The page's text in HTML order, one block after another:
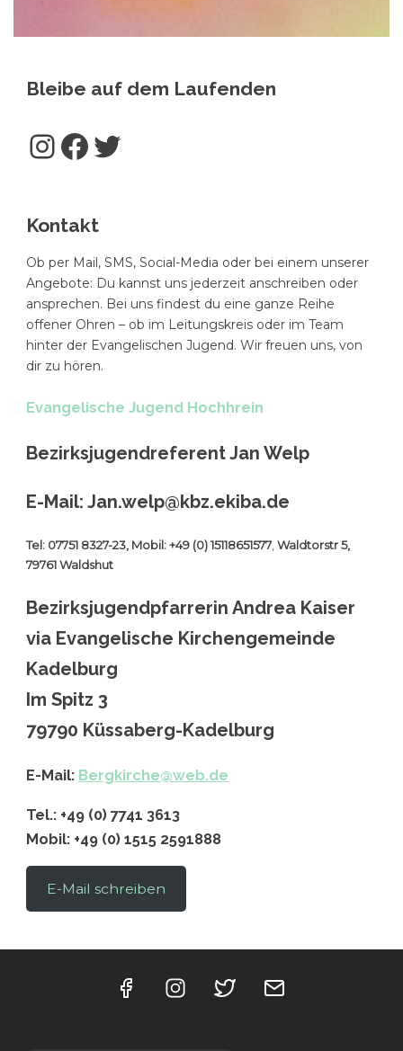
Bleibe auf dem Laufenden
InstagramFacebook Twitter
Kontakt
Ob per Mail, SMS, Social-Media oder bei einem unserer
Angebote: Du kannst uns jederzeit anschreiben oder
ansprechen. Bei uns findest du eine ganze Reihe
offener Ohren – ob im Leitungskreis oder im Team
hinter der Evangelischen Jugend. Wir freuen uns, von
dir zu hören.
Evangelische Jugend Hochhrein
Bezirksjugendreferent Jan Welp
E-Mail: Jan.welp@kbz.ekiba.de
Tel: 07751 8327-23, Mobil: +49 (0) 15118651577,Waldtorstr 5,
79761 Waldshut
Bezirksjugendpfarrerin Andrea Kaiser
via Evangelische Kirchengemeinde
Kadelburg
Im Spitz 3
79790 Küssaberg-Kadelburg
E-Mail: Bergkirche@web.de
Tel.: +49 (0) 7741 3613
Mobil: +49 (0) 1515 2591888
E-Mail schreiben